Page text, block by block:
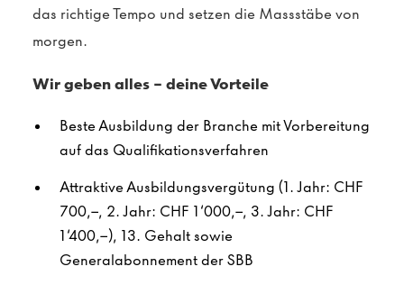
das richtige Tempo und setzen die Massstäbe von
morgen.
Wir geben alles – deine Vorteile
Beste Ausbildung der Branche mit Vorbereitung
auf das Qualifikationsverfahren
Attraktive Ausbildungsvergütung (1. Jahr: CHF
700,--, 2. Jahr: CHF 1‘000,--, 3. Jahr: CHF
1‘400,--), 13. Gehalt sowie
Generalabonnement der SBB